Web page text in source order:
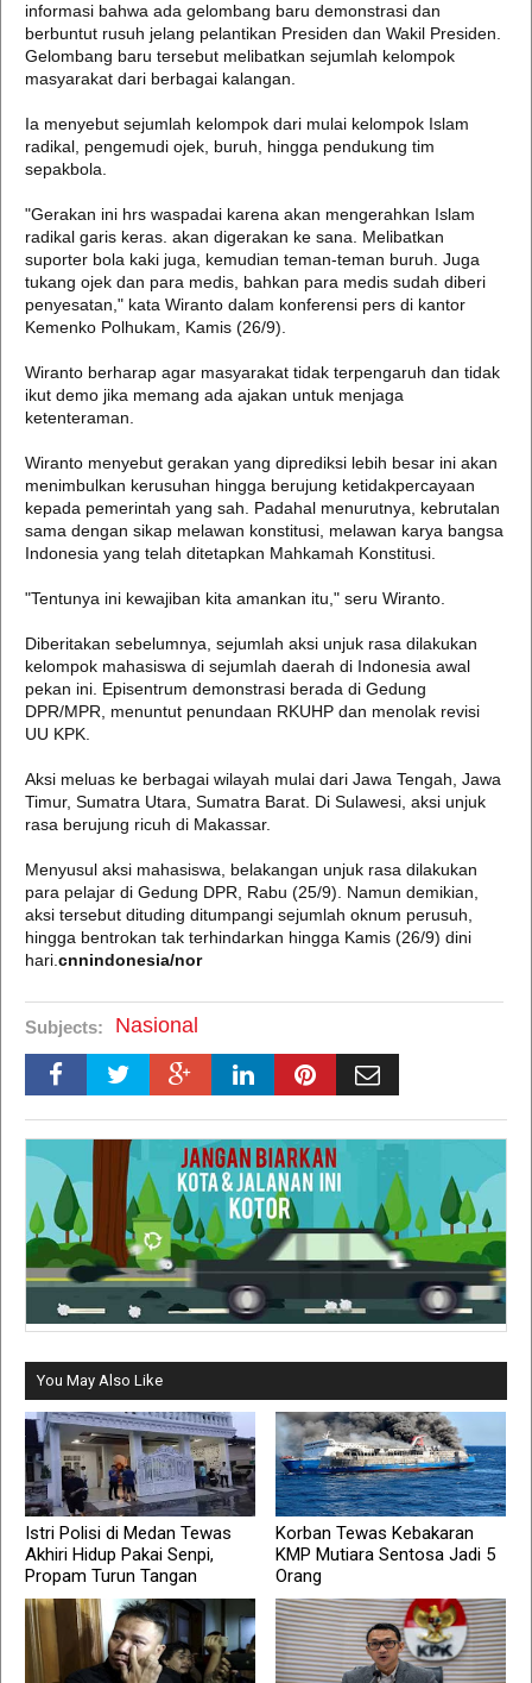
informasi bahwa ada gelombang baru demonstrasi dan
berbuntut rusuh jelang pelantikan Presiden dan Wakil Presiden.
Gelombang baru tersebut melibatkan sejumlah kelompok
masyarakat dari berbagai kalangan.
Ia menyebut sejumlah kelompok dari mulai kelompok Islam
radikal, pengemudi ojek, buruh, hingga pendukung tim
sepakbola.
"Gerakan ini hrs waspadai karena akan mengerahkan Islam
radikal garis keras. akan digerakan ke sana. Melibatkan
suporter bola kaki juga, kemudian teman-teman buruh. Juga
tukang ojek dan para medis, bahkan para medis sudah diberi
penyesatan," kata Wiranto dalam konferensi pers di kantor
Kemenko Polhukam, Kamis (26/9).
Wiranto berharap agar masyarakat tidak terpengaruh dan tidak
ikut demo jika memang ada ajakan untuk menjaga
ketenteraman.
Wiranto menyebut gerakan yang diprediksi lebih besar ini akan
menimbulkan kerusuhan hingga berujung ketidakpercayaan
kepada pemerintah yang sah. Padahal menurutnya, kebrutalan
sama dengan sikap melawan konstitusi, melawan karya bangsa
Indonesia yang telah ditetapkan Mahkamah Konstitusi.
"Tentunya ini kewajiban kita amankan itu," seru Wiranto.
Diberitakan sebelumnya, sejumlah aksi unjuk rasa dilakukan
kelompok mahasiswa di sejumlah daerah di Indonesia awal
pekan ini. Episentrum demonstrasi berada di Gedung
DPR/MPR, menuntut penundaan RKUHP dan menolak revisi
UU KPK.
Aksi meluas ke berbagai wilayah mulai dari Jawa Tengah, Jawa
Timur, Sumatra Utara, Sumatra Barat. Di Sulawesi, aksi unjuk
rasa berujung ricuh di Makassar.
Menyusul aksi mahasiswa, belakangan unjuk rasa dilakukan
para pelajar di Gedung DPR, Rabu (25/9). Namun demikian,
aksi tersebut dituding ditumpangi sejumlah oknum perusuh,
hingga bentrokan tak terhindarkan hingga Kamis (26/9) dini
hari. cnnindonesia/nor
Subjects: Nasional
You May Also Like
Istri Polisi di Medan Tewas
Akhiri Hidup Pakai Senpi,
Propam Turun Tangan
Korban Tewas Kebakaran
KMP Mutiara Sentosa Jadi 5
Orang